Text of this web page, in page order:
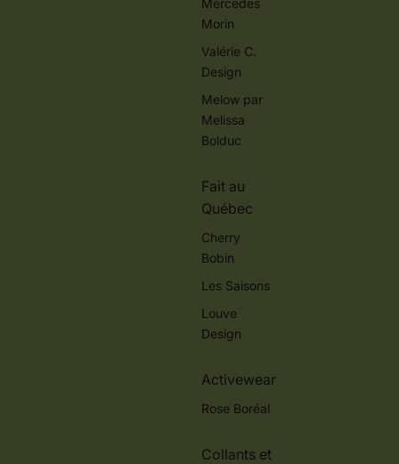
Mercedes
Morin
Valérie C.
Design
Melow par
Melissa
Bolduc
Fait au
Québec
Cherry
Bobin
Les Saisons
Louve
Design
Activewear
Rose Boréal
Collants et